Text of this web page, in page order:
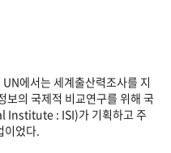
에서는 세계출산력조사를 지
보의 국제적 비교연구를 위해 국
: ISI)가 기획하고 주
었다.